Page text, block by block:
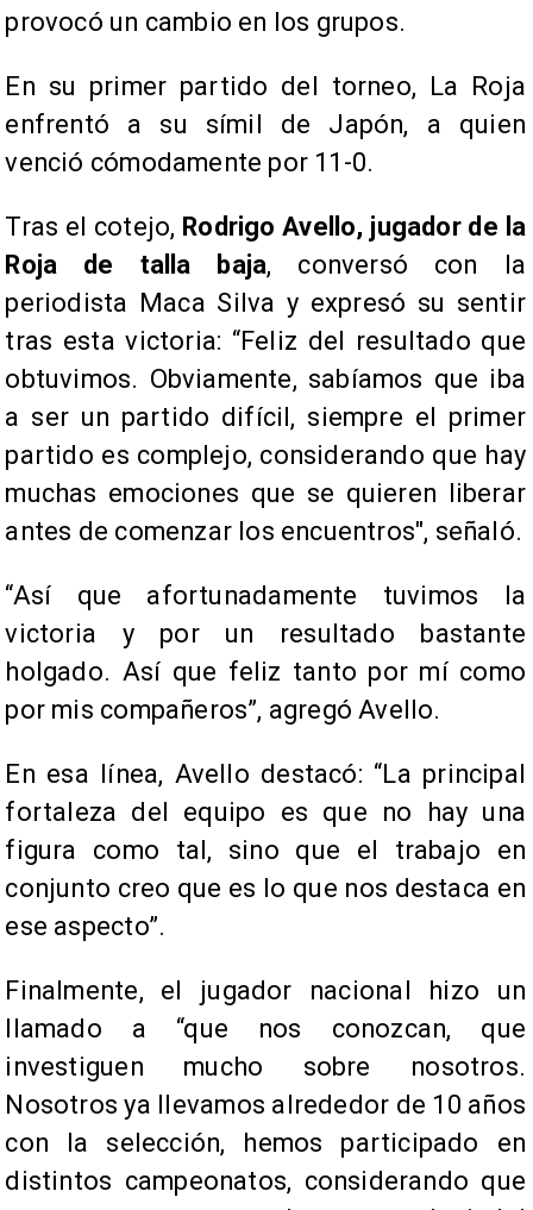
provocó un cambio en los grupos.
En su primer partido del torneo, La Roja
enfrentó a su símil de Japón, a quien
venció cómodamente por 11-0.
Tras el cotejo, Rodrigo Avello, jugador de la
Roja de talla baja, conversó con la
periodista Maca Silva y expresó su sentir
tras esta victoria: “Feliz del resultado que
obtuvimos. Obviamente, sabíamos que iba
a ser un partido difícil, siempre el primer
partido es complejo, considerando que hay
muchas emociones que se quieren liberar
antes de comenzar los encuentros", señaló.
“Así que afortunadamente tuvimos la
victoria y por un resultado bastante
holgado. Así que feliz tanto por mí como
por mis compañeros”, agregó Avello.
En esa línea, Avello destacó: “La principal
fortaleza del equipo es que no hay una
figura como tal, sino que el trabajo en
conjunto creo que es lo que nos destaca en
ese aspecto”.
Finalmente, el jugador nacional hizo un
llamado a “que nos conozcan, que
investiguen mucho sobre nosotros.
Nosotros ya llevamos alrededor de 10 años
con la selección, hemos participado en
distintos campeonatos, considerando que